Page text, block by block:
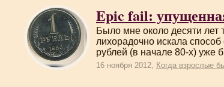
Epic fail:
Было мне около десяти лет
лихорадочно искала
рублей (в начале 80-х) уже
16 ноября 2012, Когда взрослые